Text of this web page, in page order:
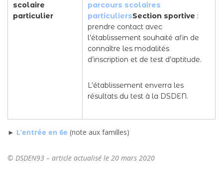
scolaire
particulier
parcours scolaires
particuliersSection sportive :
prendre contact avec
l’établissement souhaité afin de
connaître les modalités
d’inscription et de test d’aptitude.
L’établissement enverra les
résultats du test à la DSDEN.
► L’entrée en 6e (note aux familles)
© DSDEN93 – article actualisé le 20 mars 2020